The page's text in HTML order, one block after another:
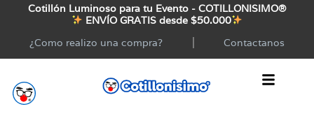
Cotillón Luminoso para tu Evento - COTILLONISIMO®
ENVÍO GRATIS desde $50.000
¿Como realizo una compra?
Contactanos